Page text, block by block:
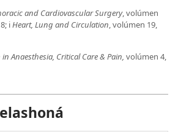
and Cardiovascular Surgery, volúmen
iHeart, Lung and Circulation, volúmen 19,
Anaesthesia, Critical Care & Pain, volúmen 4,